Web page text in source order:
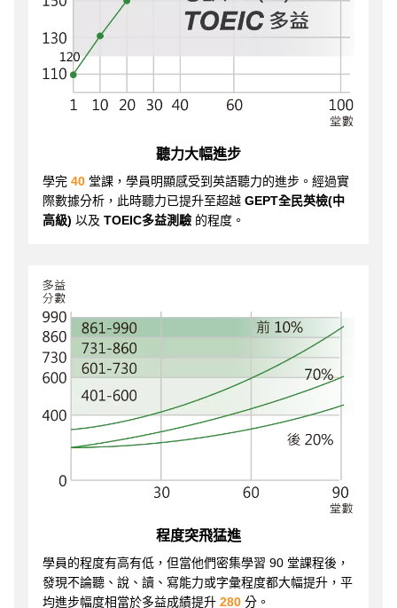
聽力大幅進步
學完 40 堂課，學員明顯感受到英語聽力的進步。經過實
際數據分析，此時聽力已提升至超越 GEPT全民英檢(中
高級) 以及 TOEIC多益測驗 的程度。
程度突飛猛進
學員的程度有高有低，但當他們密集學習 90 堂課程後，
發現不論聽、說、讀、寫能力或字彙程度都大幅提升，平
均進步幅度相當於多益成績提升 280 分。